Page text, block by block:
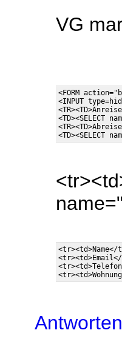
VG
<FORM
<INPUT
<TD><SELECT
Antworten